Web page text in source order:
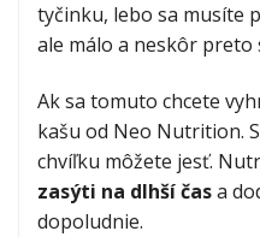
peanut-
butter-
neo-
Arašidové maslo
4.616665
tyčinku, lebo sa musíte
ale málo a neskôr
Ak sa tomuto chcete
kašu od Neo Nutrition.
chvíľku môžete jesť.
zasýti na dlhší časa
dopoludnie.